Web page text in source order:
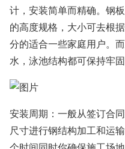
计，安装简单而精确。钢
的高度规格，大小可去根
分的适合一些家庭用户。
水，泳池结构都可保持牢
安装周期：一般从签订合
尺寸进行钢结构加工和运